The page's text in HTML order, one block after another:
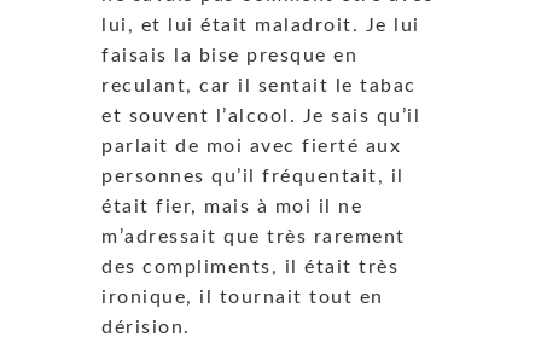
lui, et lui était maladroit. Je lui
faisais la bise presque en
reculant, car il sentait le tabac
et souvent l’alcool. Je sais qu’il
parlait de moi avec fierté aux
personnes qu’il fréquentait, il
était fier, mais à moi il ne
m’adressait que très rarement
des compliments, il était très
ironique, il tournait tout en
dérision.